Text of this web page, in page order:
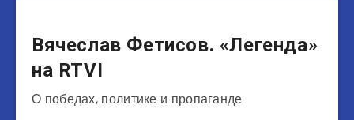
Спортсмены
Вячеслав Фетисов. «Легенда»
на RTVI
О победах, политике и пропаганде